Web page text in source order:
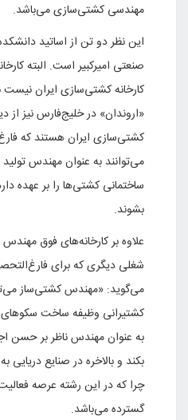
مهندسی کشتی‌سازی می‌باشد.
این نظر دو تن از اساتید
صنعتی امیرکبیر است. البته
کارخانه کشتی‌سازی ایران نیست
«اروندان» در خلیج‌فارس نیز از
کشتی‌سازی ایران هستند که
می‌توانند به عنوان مهندس
ساختمانی کشتی‌ها را بر عهده
بشوند.
علاوه بر کارخانه‌های فوق
شغلی دیگری که برای
می‌گوید: «مهندس کشتی‌ساز
کشتیرانی وظیفه ساخت سکوهای
به عنوان مهندس ناظر بر حسن
بکند و بالاخره در صنایع دریایی
چرا که در این رشته عرصه
گسترده می‌باشد.